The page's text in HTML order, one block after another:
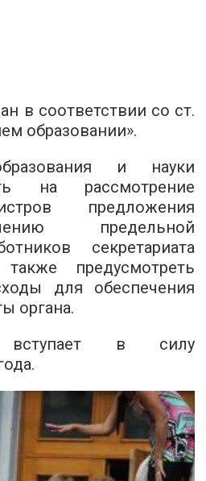
в соответствии со ст.
образовании».
и науки
на рассмотрение
предложения
предельной
секретариата
предусмотреть
для обеспечения
органа.
вступает в силу